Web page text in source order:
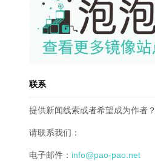
联系
提供新闻线索或者希望成为作者？
请联系我们：
电子邮件： info@pao-pao.net